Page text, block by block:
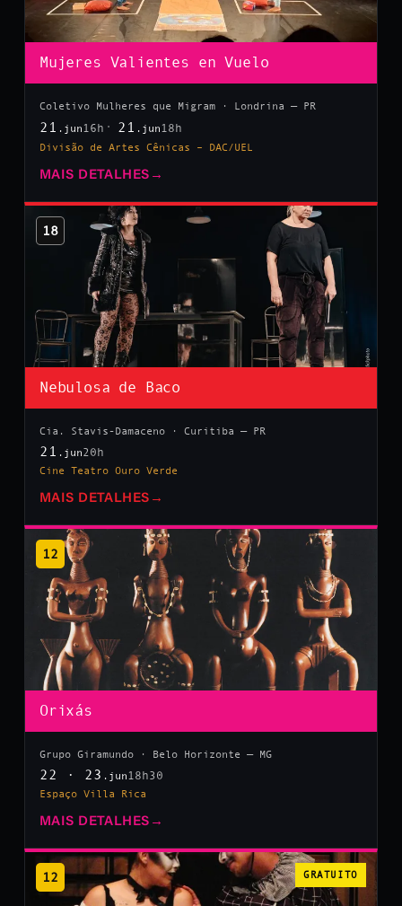
Mujeres Valientes en Vuelo
Coletivo Mulheres que Migram · Londrina — PR
21 .jun 16h 21 .jun 18h
Divisão de Artes Cênicas – DAC/UEL
MAIS DETALHES →
18
Nebulosa de Baco
Cia. Stavis-Damaceno · Curitiba — PR
21 .jun20h
Cine Teatro Ouro Verde
MAIS DETALHES →
12
Orixás
Grupo Giramundo · Belo Horizonte — MG
22 · 23 .jun 18h30
Espaço Villa Rica
MAIS DETALHES →
12 GRATUITO